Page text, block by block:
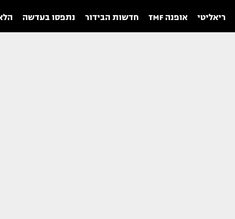
ריאליטי אופנה TMF חדשות הבידור נתפסו בעדשה